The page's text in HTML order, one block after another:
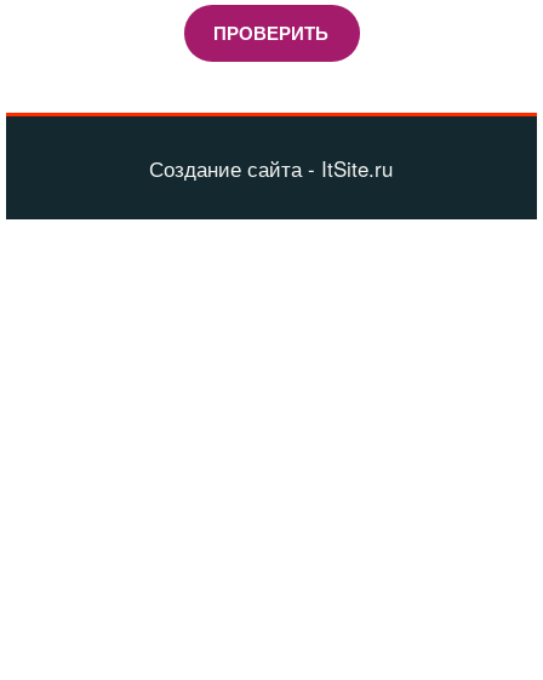
ПРОВЕРИТЬ
Создание сайта - ItSite.ru